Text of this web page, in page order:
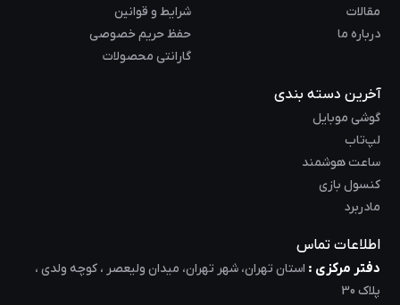
مقالات
درباره ما
شرایط و قوانین
حفظ حریم خصوصی
گارانتی محصولات
آخرین دسته بندی
گوشی موبایل
لپ‌تاب
ساعت هوشمند
کنسول بازی
مادربرد
اطلاعات تماس
دفتر مرکزی : استان تهران، شهر تهران، میدان ولیعصر ، کوچه ولدی ،
پلاک 30